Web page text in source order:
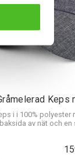
Keps
i i 100%
baksida av nät och en